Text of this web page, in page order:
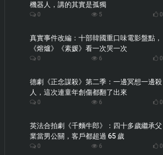
機器人，講的其實是孤獨
0 5 0
真實事件改編：十部韓國重口味電影盤點，
《熔爐》《素媛》看一次哭一次
0 6 0
德劇《正念謀殺》第二季：一邊冥想一邊殺
人，這次連童年創傷都翻了出來
0 6 0
英法合拍劇《千麵牛郎》：四十多歲繼承父
業當男公關，客戶都超過 65 歲
0 6 0